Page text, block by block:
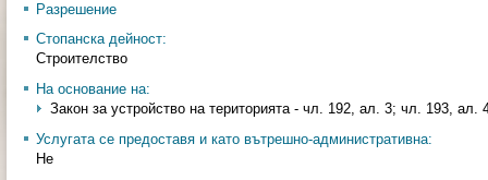
Разрешение
Стопанска дейност:
Строителство
На основание на:
Закон за устройство на територията - чл. 192, ал. 3; чл. 193, ал.
Услугата се предоставя и като вътрешно-административна:
Не